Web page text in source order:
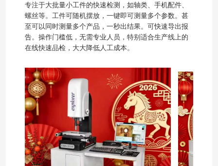
专注于大批量小工件的快速检测，如轴类、手机配件、
螺丝等。工件可随机摆放，一键即可测量多个参数。甚
至可以同时测量多个产品，一秒出结果。可快速导出报
告。操作门槛低，无需专业人员，特别适合生产线上的
在线快速品检，大大降低人工成本。